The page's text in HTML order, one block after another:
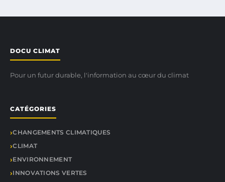
DOCU CLIMAT
Pour un futur durable, l'information au cœur du climat
CATÉGORIES
CHANGEMENTS CLIMATIQUES
CLIMAT
ENVIRONNEMENT
INNOVATIONS VERTES